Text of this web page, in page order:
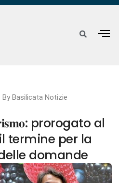
By Basilicata Notizie
prorogato al
termine per la
domande